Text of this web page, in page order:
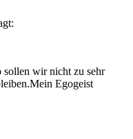
sollen wir nicht zu sehr
Egogeist